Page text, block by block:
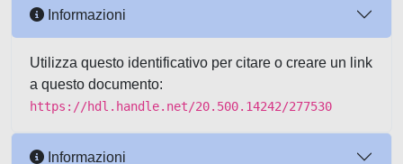
Informazioni
Utilizza questo identificativo per citare o creare un link
a questo documento:
https://hdl.handle.net/20.500.14242/277530
Informazioni